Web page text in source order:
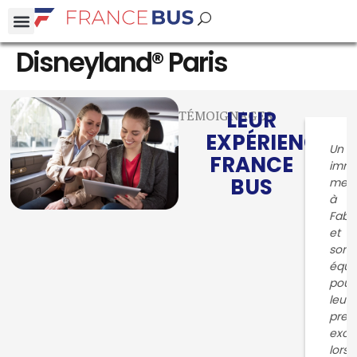
Disneyland® Paris
TÉMOIGNAGES
LEUR
EXPÉRIENCE
FRANCE
BUS
Un
à
et
son
pour
leur
lors